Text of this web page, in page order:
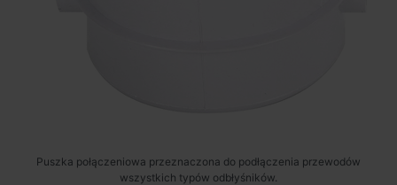
Puszka połączeniowa przeznaczona do podłączenia przewodów
wszystkich typów odbłyśników.